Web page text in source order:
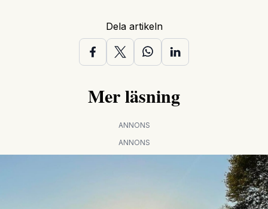
Dela artikeln
Mer läsning
ANNONS
ANNONS